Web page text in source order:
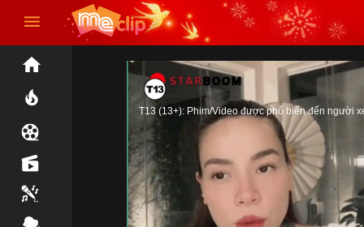
T13 (13+): Phim/Video được phổ biến đến người